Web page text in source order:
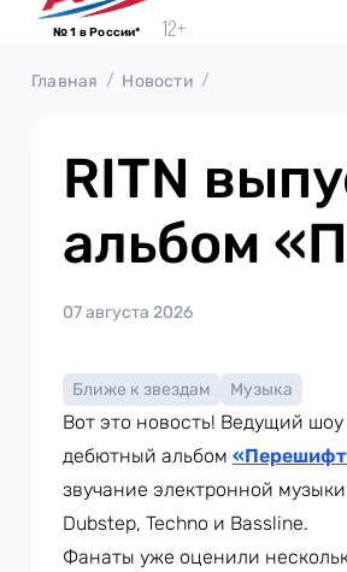
№ 1 в России*
Главная Новости
RITN
альбом
07 августа 2026
Ближе к звездам Музыка
Вот это новость! Ведущий шоу
дебютный альбом
звучание электронной
Dubstep, Techno и Bassline.
Фанаты уже оценили